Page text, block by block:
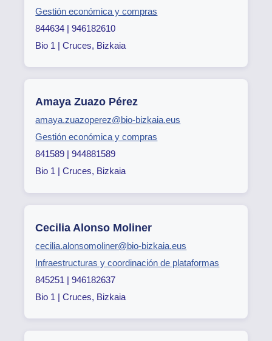
Gestión económica y compras
844634 | 946182610
Bio 1 | Cruces, Bizkaia
Amaya Zuazo Pérez
amaya.zuazoperez@bio-bizkaia.eus
Gestión económica y compras
841589 | 944881589
Bio 1 | Cruces, Bizkaia
Cecilia Alonso Moliner
cecilia.alonsomoliner@bio-bizkaia.eus
Infraestructuras y coordinación de plataformas
845251 | 946182637
Bio 1 | Cruces, Bizkaia